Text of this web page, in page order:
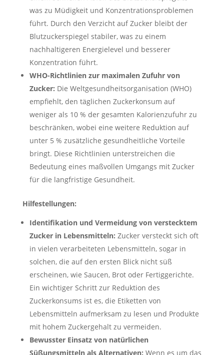
was zu Müdigkeit und Konzentrationsproblemen
führt. Durch den Verzicht auf Zucker bleibt der
Blutzuckerspiegel stabiler, was zu einem
nachhaltigeren Energielevel und besserer
Konzentration führt.
WHO-Richtlinien zur maximalen Zufuhr von
Zucker: Die Weltgesundheitsorganisation (WHO)
empfiehlt, den täglichen Zuckerkonsum auf
weniger als 10 % der gesamten Kalorienzufuhr zu
beschränken, wobei eine weitere Reduktion auf
unter 5 % zusätzliche gesundheitliche Vorteile
bringt. Diese Richtlinien unterstreichen die
Bedeutung eines maßvollen Umgangs mit Zucker
für die langfristige Gesundheit.
Hilfestellungen:
Identifikation und Vermeidung von verstecktem
Zucker in Lebensmitteln: Zucker versteckt sich oft
in vielen verarbeiteten Lebensmitteln, sogar in
solchen, die auf den ersten Blick nicht süß
erscheinen, wie Saucen, Brot oder Fertiggerichte.
Ein wichtiger Schritt zur Reduktion des
Zuckerkonsums ist es, die Etiketten von
Lebensmitteln aufmerksam zu lesen und Produkte
mit hohem Zuckergehalt zu vermeiden.
Bewusster Einsatz von natürlichen
Süßungsmitteln als Alternativen: Wenn es um das